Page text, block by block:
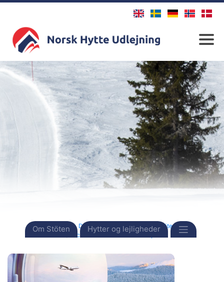
Om Stöten Hytter og lejligheder
Forside Destinationer Sverige
Stöten
Scandinavian Mountains Airport